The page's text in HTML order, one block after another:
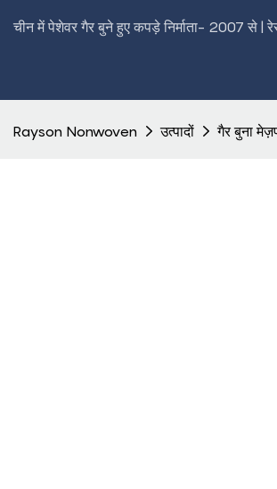
चीन में पेशेवर गैर बुने हुए कपड़े निर्माता- 2007 से |
Rayson Nonwoven उत्पादों गैर बुना